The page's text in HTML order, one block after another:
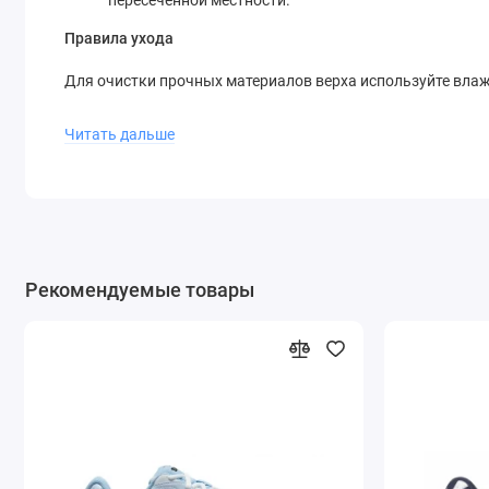
Правила ухода
Для очистки прочных материалов верха используйте
Читать дальше
Рекомендуемые товары